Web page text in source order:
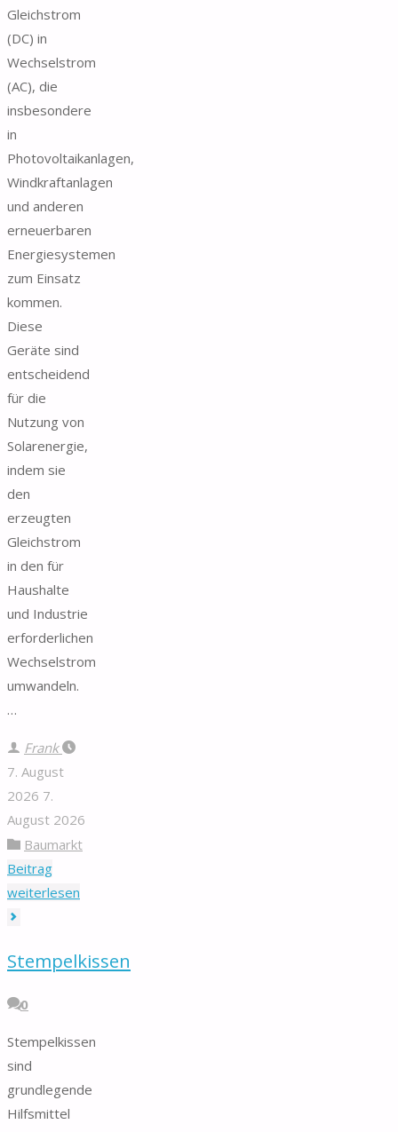
Gleichstrom
(DC) in
Wechselstrom
(AC), die
insbesondere
in
Photovoltaikanlagen,
Windkraftanlagen
und anderen
erneuerbaren
Energiesystemen
zum Einsatz
kommen.
Diese
Geräte sind
entscheidend
für die
Nutzung von
Solarenergie,
indem sie
den
erzeugten
Gleichstrom
in den für
Haushalte
und Industrie
erforderlichen
Wechselstrom
umwandeln.
…
Frank
7. August
2026 7.
August 2026
Baumarkt
Beitrag
weiterlesen
Stempelkissen
0
Stempelkissen
sind
grundlegende
Hilfsmittel